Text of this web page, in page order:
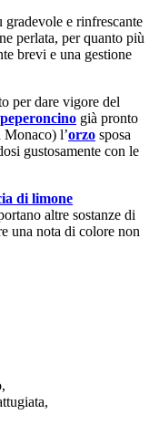
e rinfrescante
perlata, per quanto più
brevi e una gestione
per dare vigore del
già pronto
l’orzo sposa
gustosamente con le
di limone
altre sostanze di
una nota di colore non